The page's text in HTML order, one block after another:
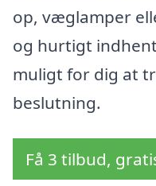
op, væglamper
og hurtigt
muligt for dig at
beslutning.
Få 3 tilbud,